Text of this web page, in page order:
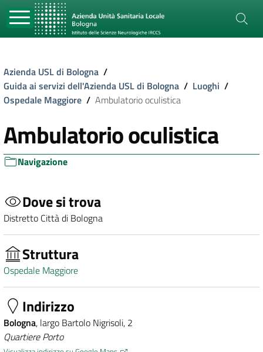
Azienda USL di Bologna /
Guida ai servizi dell'Azienda USL di Bologna / Luoghi /
Ospedale Maggiore / Ambulatorio oculistica
Ambulatorio oculistica
Navigazione
Dove si trova
Distretto Città di Bologna
Struttura
Ospedale Maggiore
Indirizzo
Bologna, largo Bartolo Nigrisoli, 2
Quartiere Porto